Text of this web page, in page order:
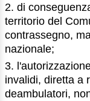
2. di
territorio del
contrassegno,
nazionale;
3.
invalidi, diretta a
deambulatori,